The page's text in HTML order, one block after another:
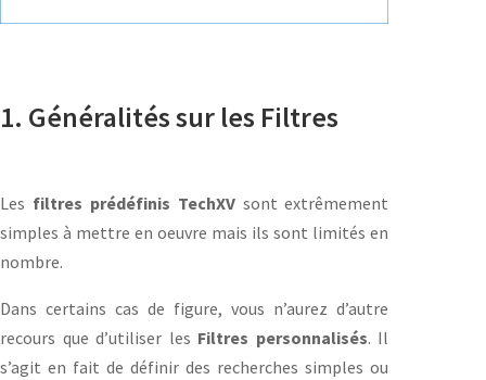
1. Généralités sur les Filtres
Les filtres prédéfinis TechXVsont extrêmement
simples à mettre en oeuvre mais ils sont limités en
nombre.
Dans certains cas de figure, vous n’aurez d’autre
recours que d’utiliser les Filtres personnalisés. Il
s’agit en fait de définir des recherches simples ou